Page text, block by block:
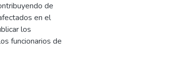
de
en el
los
funcionarios de